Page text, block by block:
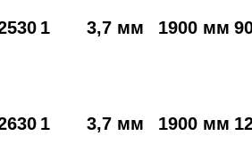
1 3,7 мм 1900 мм
1 3,7 мм 1900 мм